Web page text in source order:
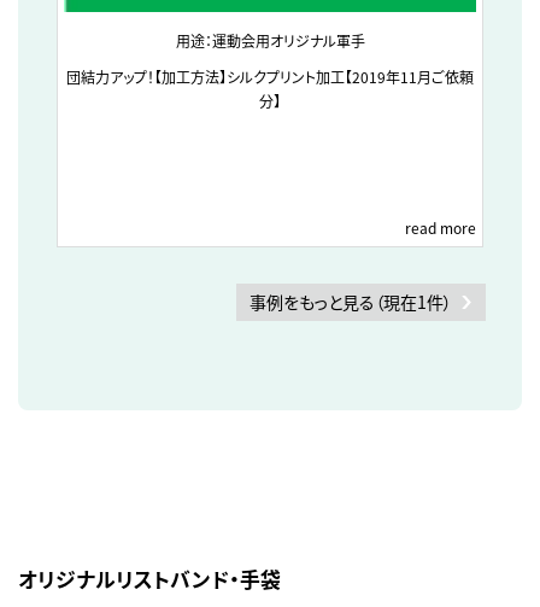
用途：運動会用オリジナル軍手
団結力アップ！【加工方法】シルクプリント加工【2019年11月ご依頼
分】
read more
事例をもっと見る（現在1件）
オリジナルリストバンド・手袋